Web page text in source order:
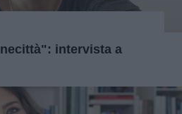
intervista a